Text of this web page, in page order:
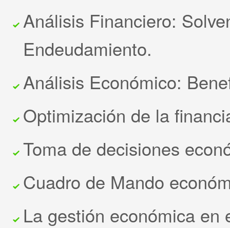
Análisis Financiero:
Endeudamiento.
Análisis Económico:
Optimización de la
Toma de decisiones
Cuadro de Mando
La gestión económica en